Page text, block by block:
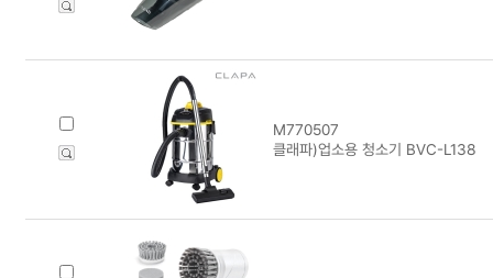
M770507
클래파)업소용 청소기 BVC-L138